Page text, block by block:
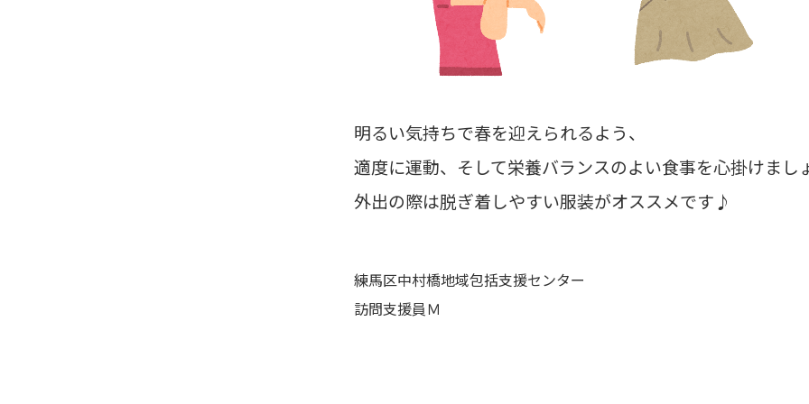
明るい気持ちで春を迎えられるよう、
適度に運動、そして栄養バランスのよい食事を心掛けまし
外出の際は脱ぎ着しやすい服装がオススメです♪
練馬区中村橋地域包括支援センター
訪問支援員Ｍ